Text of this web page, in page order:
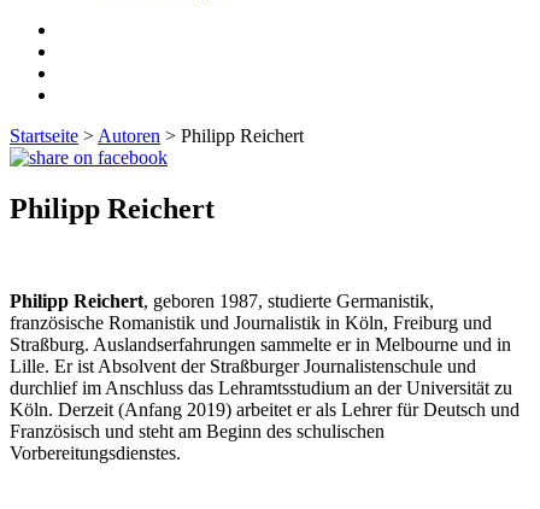
Startseite > Autoren > Philipp Reichert
Philipp Reichert
Philipp Reichert, geboren 1987, studierte Germanistik,
französische Romanistik und Journalistik in Köln, Freiburg und
Straßburg. Auslandserfahrungen sammelte er in Melbourne und in
Lille. Er ist Absolvent der Straßburger Journalistenschule und
durchlief im Anschluss das Lehramtsstudium an der Universität zu
Köln. Derzeit (Anfang 2019) arbeitet er als Lehrer für Deutsch und
Französisch und steht am Beginn des schulischen
Vorbereitungsdienstes.